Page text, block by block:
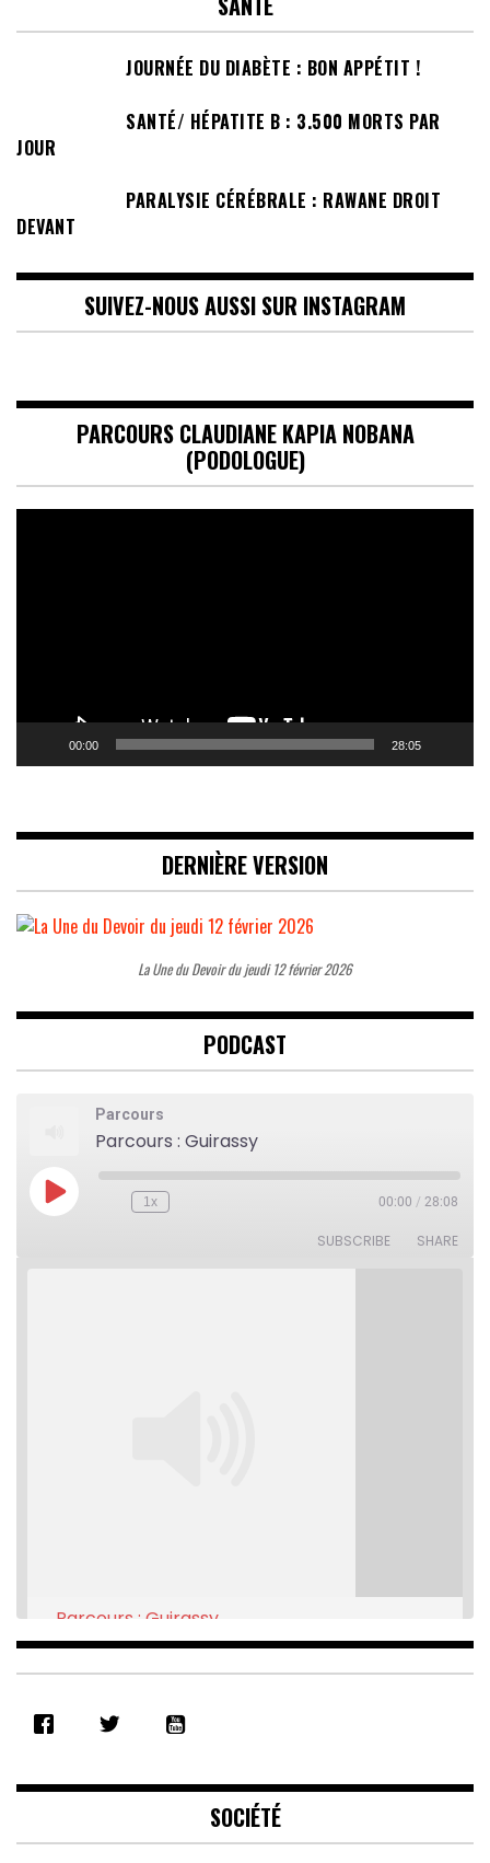
JOURNÉE DU DIABÈTE : BON APPÉTIT !
SANTÉ/ HÉPATITE B : 3.500 MORTS PAR
JOUR
PARALYSIE CÉRÉBRALE : RAWANE DROIT
DEVANT
SUIVEZ-NOUS AUSSI SUR INSTAGRAM
PARCOURS CLAUDIANE KAPIA NOBANA
(PODOLOGUE)
00:00 28:05
DERNIÈRE VERSION
La Une du Devoir du jeudi 12 février 2026
PODCAST
Parcours
Parcours : Guirassy
Play
Episode
Rewind
1x 00:00 / 28:08
SUBSCRIBE SHARE
RSS FEED
EMBED
Parcours : Guirassy
Feb 16, 2021 • 28:08
SOCIÉTÉ